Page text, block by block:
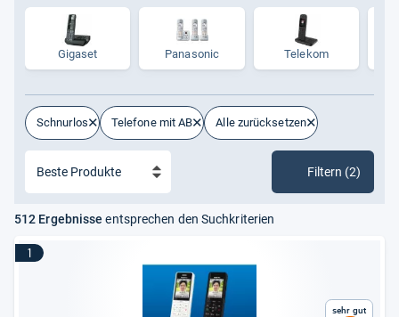
Gigaset Panasonic Telekom
Schnurlos Telefone mit AB Alle zurücksetzen
Filtern (2)
512 Ergebnisse entsprechen den Suchkriterien
1
Sehr gut